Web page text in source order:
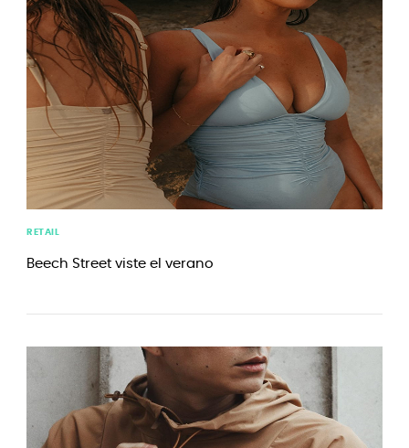
RETAIL
Beech Street viste el verano